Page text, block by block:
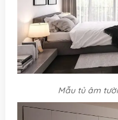
Mẫu tủ âm